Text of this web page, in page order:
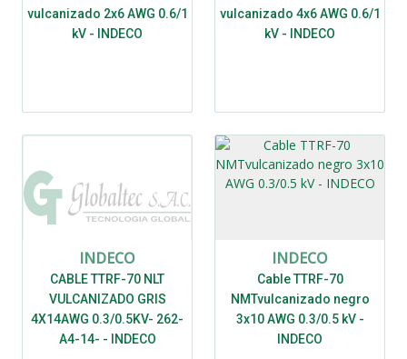
vulcanizado 2x6 AWG 0.6/1
kV - INDECO
vulcanizado 4x6 AWG 0.6/1
kV - INDECO
INDECO
CABLE TTRF-70 NLT
VULCANIZADO GRIS
4X14AWG 0.3/0.5KV- 262-
A4-14- - INDECO
INDECO
Cable TTRF-70
NMTvulcanizado negro
3x10 AWG 0.3/0.5 kV -
INDECO